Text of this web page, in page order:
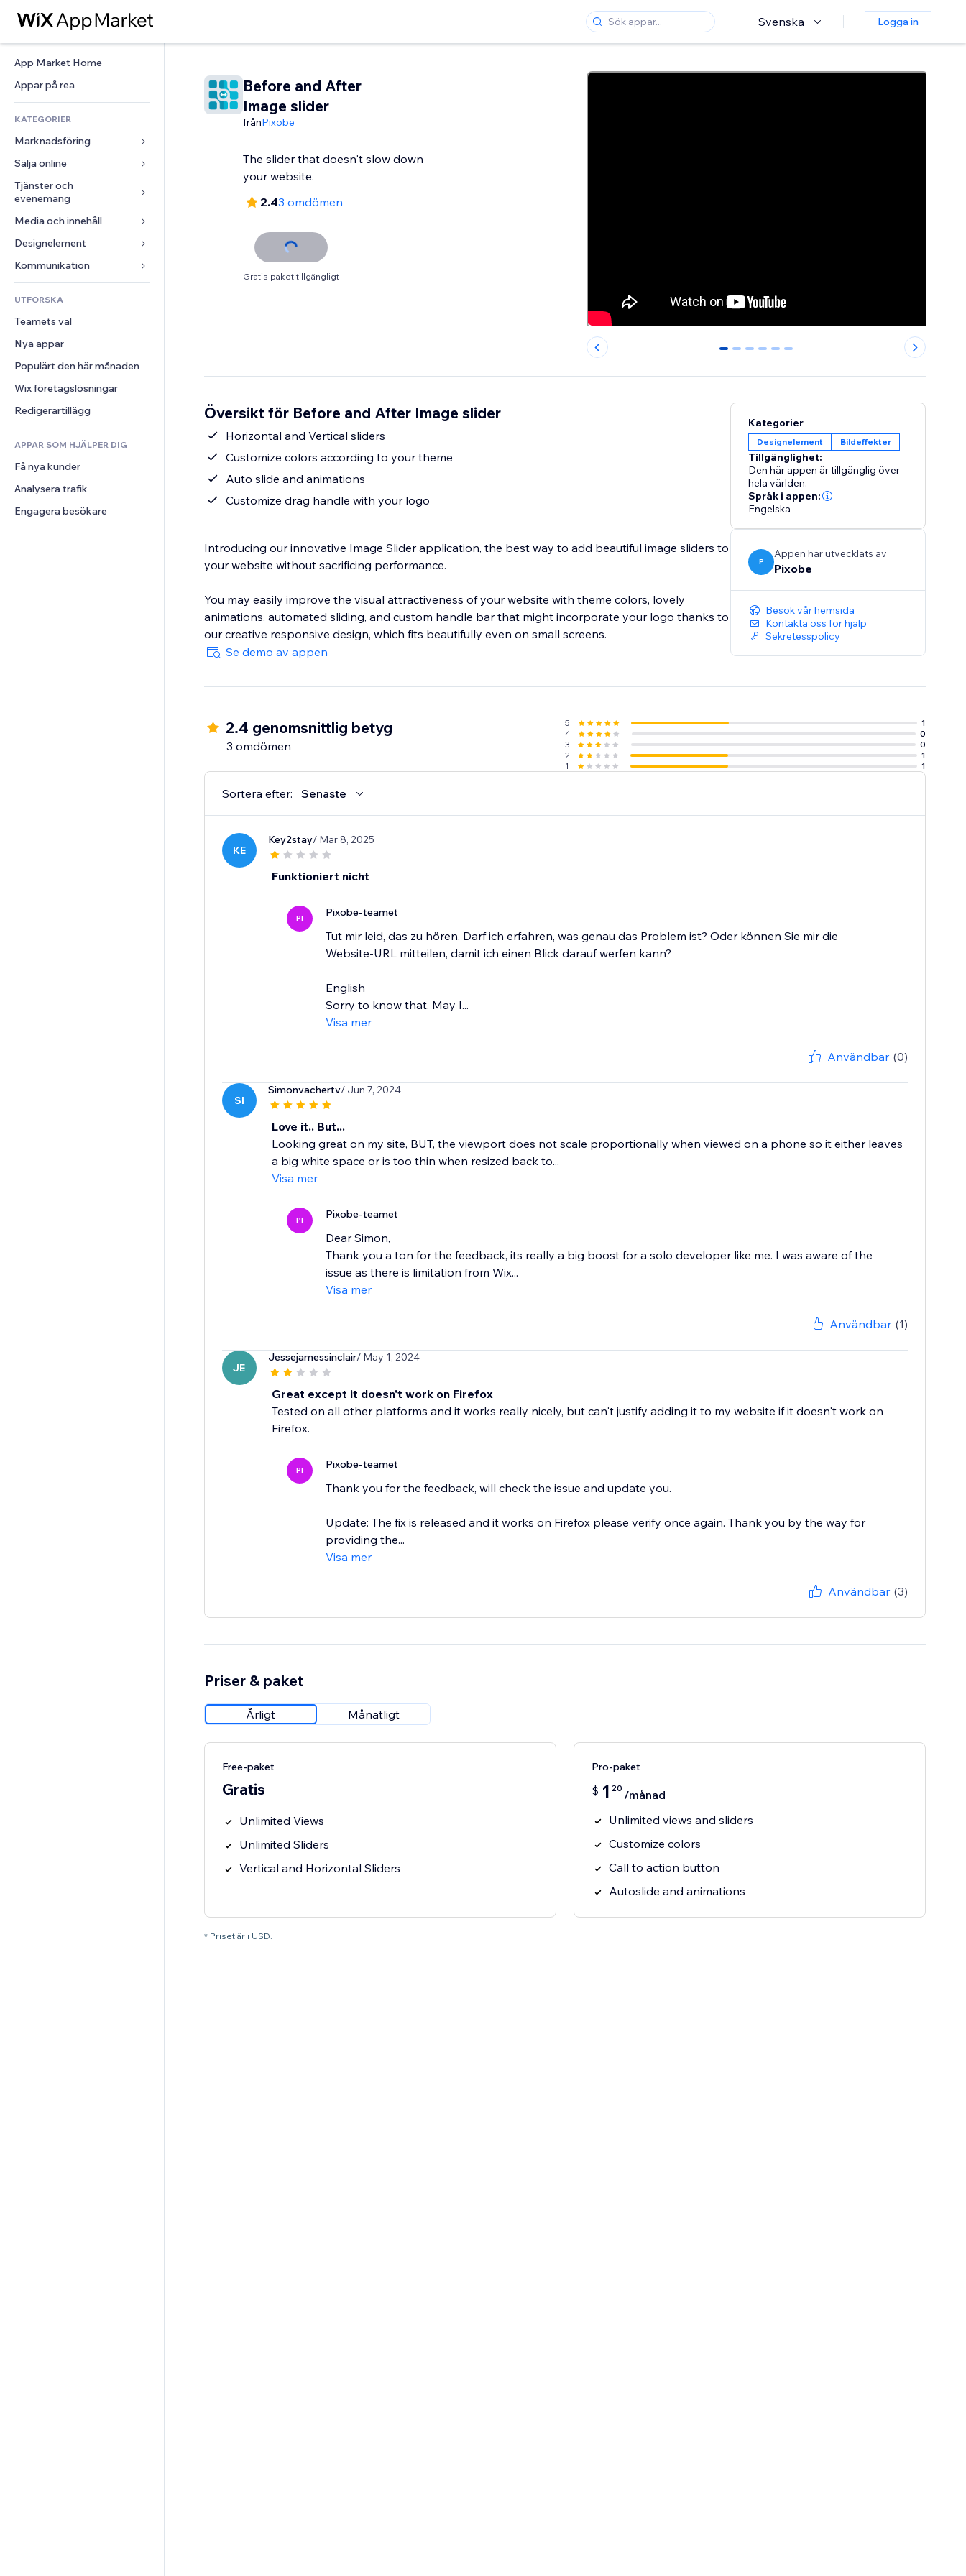
Svenska Logga in
App Market Home
Appar på rea
KATEGORIER
Marknadsföring
Annonser
Mobil
Statistik
Sociala medier
SEO
Interaktioner
Listningar
E-post
Konvertering
Sälja online
Appar för butiker
Frakt och leverans
Sälj-knappar
Onlinekurser
Beställtryck
Redovisning
Kuponger och lojalitet
Lagerlösningar
Dropshipping
Priser och abonnemang
Crowdfunding
Mat och dryck
Tjänster och
evenemang
Hotell
Evenemang
Restauranger
Fastigheter
Bokningar
Media och innehåll
Galleri
Musik
Podcasts
Fotografering
Video
PDF
Fildelning
Nyheter
Designelement
Kartor och navigering
Integritet och säkerhet
Klocka
Sidmallar
Bildeffekter
Knappar och menyer
Banners och märken
Kalkylatorer
Sök
Väder
Diagram och tabeller
Formulär
Undersökningar
Chatt
Kommentarer
Telefon
Community
Omdömen och recensioner
CRM
UTFORSKA
Teamets val
Nya appar
Populärt den här månaden
Wix företagslösningar
Redigerartillägg
APPAR SOM HJÄLPER DIG
Få nya kunder
Analysera trafik
Engagera besökare
Before and After
Image slider
frånPixobe
The slider that doesn't slow down
your website.
2.43 omdömen
Gratis paket tillgängligt
0 1 2 3 4 5
Översikt för Before and After Image slider
Horizontal and Vertical sliders
Customize colors according to your theme
Auto slide and animations
Customize drag handle with your logo
Introducing our innovative Image Slider application, the best way to add beautiful image sliders to
your website without sacrificing performance.
You may easily improve the visual attractiveness of your website with theme colors, lovely
animations, automated sliding, and custom handle bar that might incorporate your logo thanks to
our creative responsive design, which fits beautifully even on small screens.
Se demo av appen
Kategorier
Designelement Bildeffekter
Tillgänglighet:
Den här appen är tillgänglig över
hela världen.
Språk i appen:
Engelska
P
Appen har utvecklats av
Pixobe
Besök vår hemsida
Kontakta oss för hjälp
Sekretesspolicy
2.4 genomsnittlig betyg
3 omdömen
5
1
4
0
3
0
2
1
1
1
Sortera efter: Senaste
KE
Key2stay/ Mar 8, 2025
Funktioniert nicht
PI Pixobe-teamet
Tut mir leid, das zu hören. Darf ich erfahren, was genau das Problem ist? Oder können Sie mir die
Website-URL mitteilen, damit ich einen Blick darauf werfen kann?
English
Sorry to know that. May I...
Visa mer
Användbar (0)
SI
Simonvachertv/ Jun 7, 2024
Love it.. But...
Looking great on my site, BUT, the viewport does not scale proportionally when viewed on a phone so it either leaves
a big white space or is too thin when resized back to...
Visa mer
PI Pixobe-teamet
Dear Simon,
Thank you a ton for the feedback, its really a big boost for a solo developer like me. I was aware of the
issue as there is limitation from Wix...
Visa mer
Användbar (1)
JE
Jessejamessinclair/ May 1, 2024
Great except it doesn't work on Firefox
Tested on all other platforms and it works really nicely, but can't justify adding it to my website if it doesn't work on
Firefox.
PI Pixobe-teamet
Thank you for the feedback, will check the issue and update you.
Update: The fix is released and it works on Firefox please verify once again. Thank you by the way for
providing the...
Visa mer
Användbar (3)
Priser & paket
Årligt Månatligt
Free-paket
Gratis
Unlimited Views
Unlimited Sliders
Vertical and Horizontal Sliders
Pro-paket
$ 1 20 /månad
Unlimited views and sliders
Customize colors
Call to action button
Autoslide and animations
* Priset är i USD.